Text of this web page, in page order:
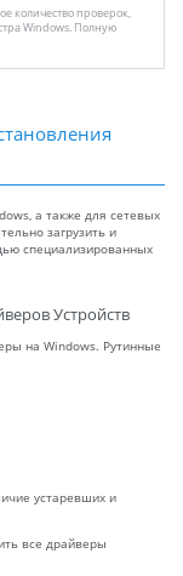
количество проверок,
Windows. Полную
а также для сетевых
загрузить и
специализированных
Устройств
на Windows. Рутинные
устаревших и
все драйверы